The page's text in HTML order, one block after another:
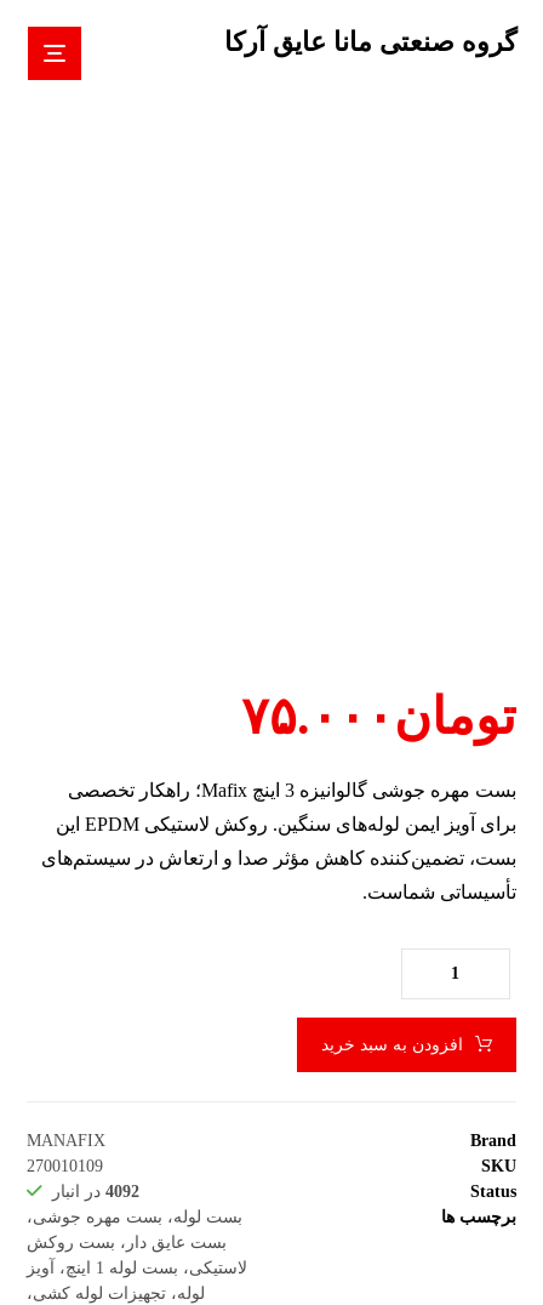
گروه صنعتی مانا عایق آرکا
تومان ۷۵.۰۰۰
بست مهره جوشی گالوانیزه 3 اینچ Mafix؛ راهکار تخصصی
برای آویز ایمن لوله‌های سنگین. روکش لاستیکی EPDM این
بست، تضمین‌کننده کاهش مؤثر صدا و ارتعاش در سیستم‌های
تأسیساتی شماست.
افزودن به سبد خرید
Brand
MANAFIX
SKU
270010109
Status
4092در انبار
برچسب ها
بست لوله، بست مهره جوشی،
بست عایق دار، بست روکش
لاستیکی، بست لوله 1 اینچ، آویز
لوله، تجهیزات لوله کشی،